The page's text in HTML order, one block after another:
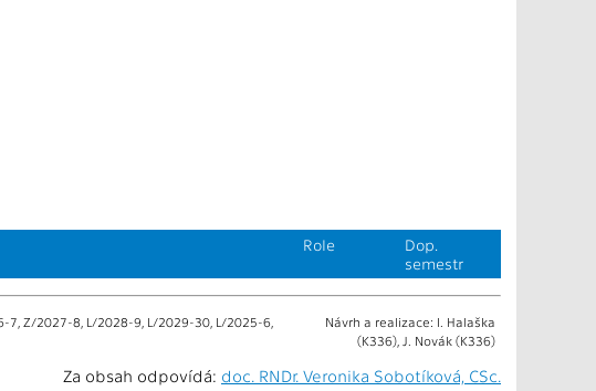
Role
Dop.
semestr
Z/2027-8, L/2028-9, L/2029-30, L/2025-6,
Návrh a realizace: I. Halaška
(K336), J. Novák (K336)
Za obsah odpovídá: doc. RNDr. Veronika Sobotíková, CSc.